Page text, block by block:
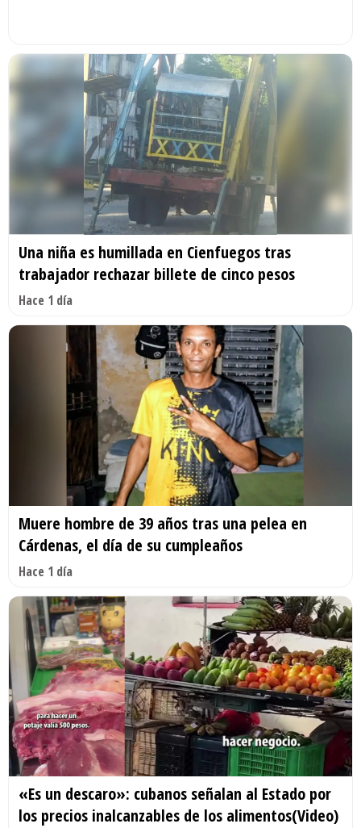
Una niña es humillada en Cienfuegos tras
trabajador rechazar billete de cinco pesos
Hace 1 día
Muere hombre de 39 años tras una pelea en
Cárdenas, el día de su cumpleaños
Hace 1 día
«Es un descaro»: cubanos señalan al Estado por
los precios inalcanzables de los alimentos(Video)